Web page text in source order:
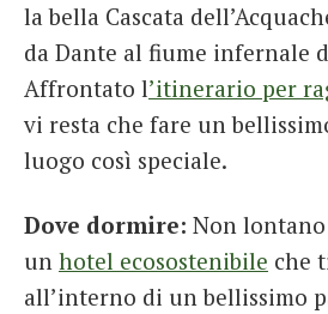
la bella Cascata
da Dante al fiume infernale
Affrontato l’itinerario per
vi resta che fare un
luogo così speciale.
Dove dormire: Non lontano
un hotel ecosostenibile che
all’interno di un bellissimo